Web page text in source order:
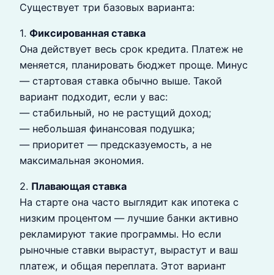
Существует три базовых варианта:
1. Фиксированная ставка
Она действует весь срок кредита. Платеж не
меняется, планировать бюджет проще. Минус
— стартовая ставка обычно выше. Такой
вариант подходит, если у вас:
— стабильный, но не растущий доход;
— небольшая финансовая подушка;
— приоритет — предсказуемость, а не
максимальная экономия.
2. Плавающая ставка
На старте она часто выглядит как ипотека с
низким процентом — лучшие банки активно
рекламируют такие программы. Но если
рыночные ставки вырастут, вырастут и ваш
платеж, и общая переплата. Этот вариант